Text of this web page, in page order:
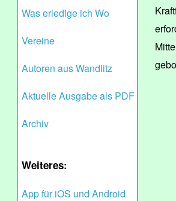
Was erledige ich Wo
Vereine
Autoren aus Wandlitz
Aktuelle Ausgabe als PDF
Archiv
Weiteres:
App für iOS und Android